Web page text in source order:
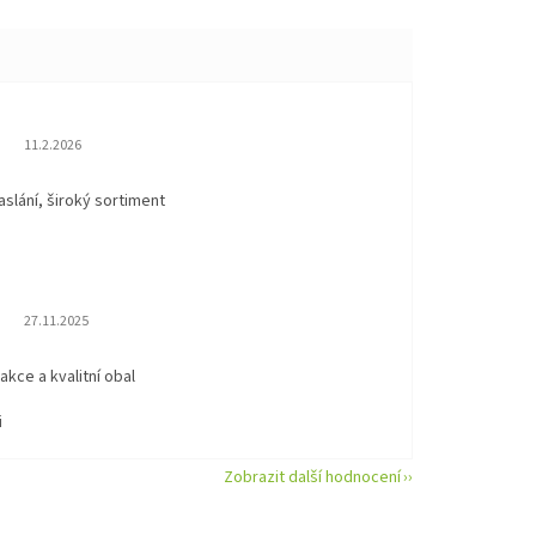
Hodnocení obchodu je 5 z 5 hvězdiček.
11.2.2026
široký sortiment
Hodnocení obchodu je 5 z 5 hvězdiček.
27.11.2025
a kvalitní obal
Zobrazit další hodnocení